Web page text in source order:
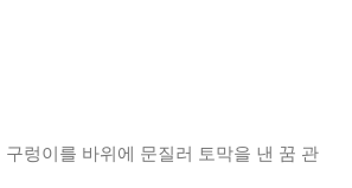
구렁이를 바위에 문질러 토막을 낸 꿈 관